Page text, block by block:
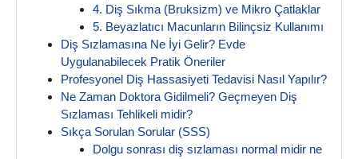
4. Diş Sıkma (Bruksizm) ve Mikro Çatlaklar
5. Beyazlatıcı Macunların Bilinçsiz Kullanımı
Diş Sızlamasına Ne İyi Gelir? Evde
Uygulanabilecek Pratik Öneriler
Profesyonel Diş Hassasiyeti Tedavisi Nasıl Yapılır?
Ne Zaman Doktora Gidilmeli? Geçmeyen Diş
Sızlaması Tehlikeli midir?
Sıkça Sorulan Sorular (SSS)
Dolgu sonrası diş sızlaması normal midir ne